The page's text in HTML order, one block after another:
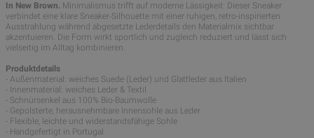
In New Brown. Minimalismus trifft auf moderne Lässigkeit: Dieser Sneaker
verbindet eine klare Sneaker-Silhouette mit einer ruhigen, retro-inspirierten
Ausstrahlung während abgesetzte Lederdetails den Materialmix sichtbar
akzentuieren. Die Form wirkt sportlich und zugleich reduziert und lässt sich
vielseitig im Alltag kombinieren.
Produktdetails
- Außenmaterial: weiches Suede (Leder) und Glattleder aus Italien
- Innenmaterial: weiches Leder & Textil
- Schnürsenkel aus 100% Bio-Baumwolle
- Gepolsterte, herausnehmbare Innensohle aus Leder
- Flexible, leichte und widerstandsfähige Sohle
- Handgefertigt in Portugal